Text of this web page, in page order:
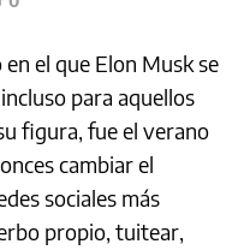
el que Elon Musk se
para aquellos
figura, fue el verano
cambiar el
sociales más
propio, tuitear,